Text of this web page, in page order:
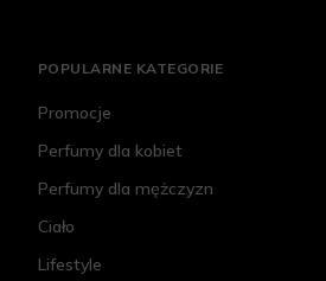
POPULARNE KATEGORIE
Promocje
Perfumy dla kobiet
Perfumy dla mężczyzn
Ciało
Lifestyle